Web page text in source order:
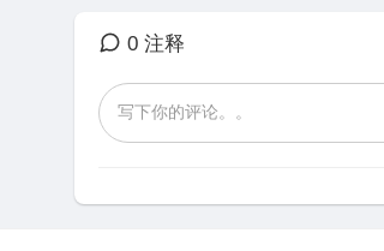
0 注释